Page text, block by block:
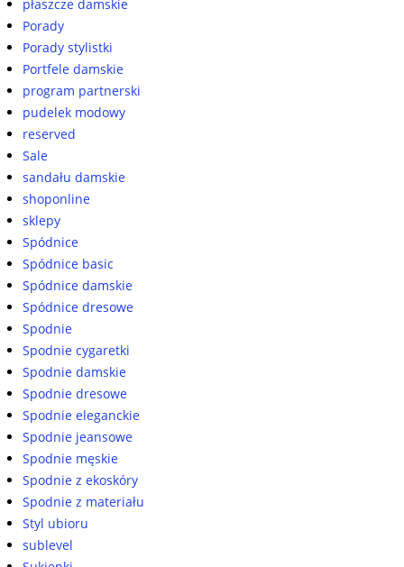
płaszcze damskie
Porady
Porady stylistki
Portfele damskie
program partnerski
pudelek modowy
reserved
Sale
sandału damskie
shoponline
sklepy
Spódnice
Spódnice basic
Spódnice damskie
Spódnice dresowe
Spodnie
Spodnie cygaretki
Spodnie damskie
Spodnie dresowe
Spodnie eleganckie
Spodnie jeansowe
Spodnie męskie
Spodnie z ekoskóry
Spodnie z materiału
Styl ubioru
sublevel